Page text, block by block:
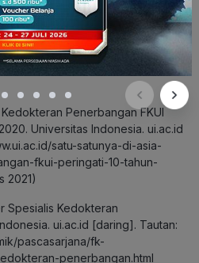
Penerbangan FKUI
Universitas Indonesia. ui.ac.id
satu-satunya-di-asia-
fkui-peringati-10-tahun-
2021)
Spesialis Kedokteran
ui.ac.id [daring]. Tautan:
pascasarjana/fk-
penerbangan.html